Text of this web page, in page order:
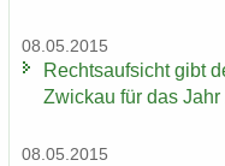
08.05.2015
Rechts­auf­sicht gibt
Zwi­ckau für das
08.05.2015